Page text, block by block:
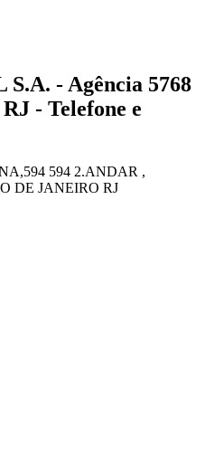
- Agência 5768
- Telefone e
594 2.ANDAR ,
DE JANEIRO RJ